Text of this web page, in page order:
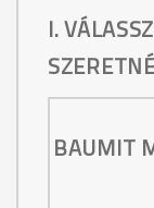
I.
BAUMIT